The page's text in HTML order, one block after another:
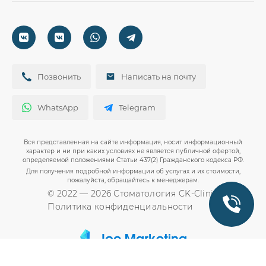
+7 (918) 079-30-67
Круглосуточно: 24/7
г. Краснодар:
ул. Сормовская 151/1
+7 (918) 079-30-67
ПГТ Михайловский:
Молодёжный переулок 2/1В
Круглосуточно: 24/7
Ортодонтия
Лечение зубов
Диагностика
Контакты
Вакансии
ДокументыПозвонить Написать на почту
WhatsApp Telegram
© 2022 — 2026 Стоматология CK-Clinic
Политика конфиденциальности
Вся представленная на сайте информация, носит информационный
характер и ни при каких условиях не является публичной офертой,
определяемой положениями Статьи 437(2) Гражданского кодекса РФ.
Для получения подробной информации об услугах и их стоимости,
пожалуйста, обращайтесь к менеджерам.